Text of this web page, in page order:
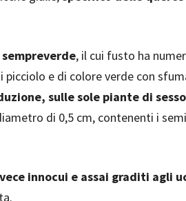
, il cui fusto ha
e di colore verde con
sulle sole piante di
di 0,5 cm, contenenti i
innocui e assai graditi agli